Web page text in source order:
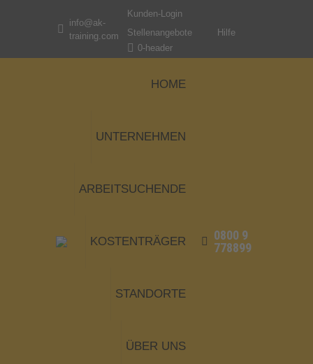
info@ak-
training.com
Kunden-Login
Stellenangebote
Hilfe
0-header
HOME
UNTERNEHMEN
ARBEITSUCHENDE
KOSTENTRÄGER
STANDORTE
ÜBER UNS
0800 9
778899